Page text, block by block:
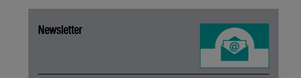
Newsletter